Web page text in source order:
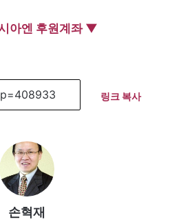
아엔 후원계좌 ▼
링크 복사
손혁재